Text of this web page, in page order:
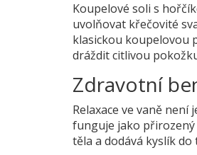
Koupelové soli s
uvolňovat křečovité
klasickou koupelovou
dráždit citlivou
Zdravotní
Relaxace ve vaně není
funguje jako přirozený
těla a dodává kyslík